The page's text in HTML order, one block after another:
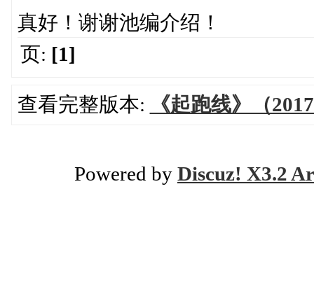
真好！谢谢池编介绍！
页: [1]
查看完整版本: 《起跑线》（
Powered by Discuz! X3.2